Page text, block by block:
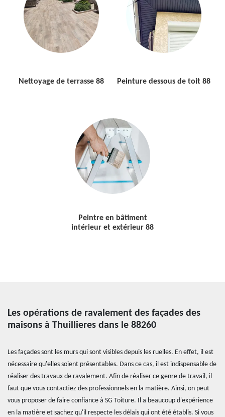
Nettoyage de terrasse 88 Peinture dessous de toit 88
Peintre en bâtiment
intérieur et extérieur 88
Les opérations de ravalement des façades des
maisons à Thuillieres dans le 88260
Les façades sont les murs qui sont visibles depuis les ruelles. En effet, il est
nécessaire qu'elles soient présentables. Dans ce cas, il est indispensable de
réaliser des travaux de ravalement. Afin de réaliser ce genre de travail, il
faut que vous contactiez des professionnels en la matière. Ainsi, on peut
vous proposer de faire confiance à SG Toiture. Il a beaucoup d'expérience
en la matière et sachez qu'il respecte les délais qui ont été établis. Si vous